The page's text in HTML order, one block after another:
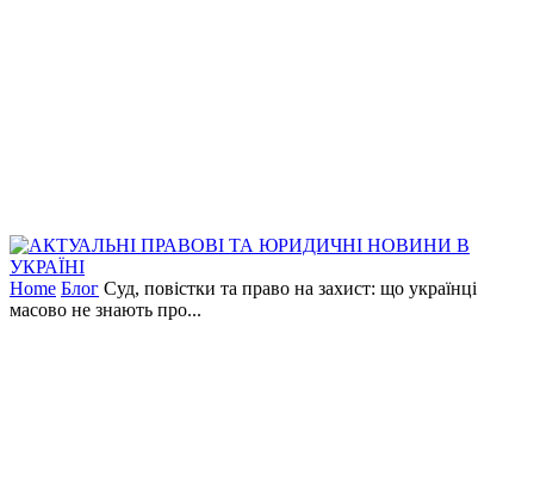
Home Блог Суд, повістки та право на захист: що українці
масово не знають про...